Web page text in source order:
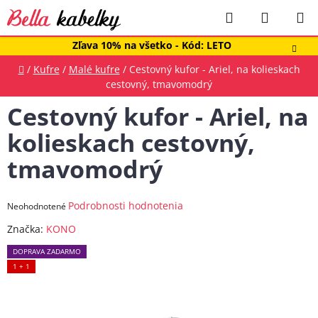
Prejsť
na
obsah
Zľava 10% na všetko - Kód: LETO
Hľadať
KOŠÍK
Domov
/ Kufre / Malé kufre / Cestovný kufor - Ariel, na kolieskach
cestovný, tmavomodrý
Cestovný kufor - Ariel, na
kolieskach cestovný,
tmavomodrý
Priemerné
produktu
je
0,0
Neohodnotené Podrobnosti hodnotenia
Značka: KONO
DOPRAVA ZADARMO
1 + 1